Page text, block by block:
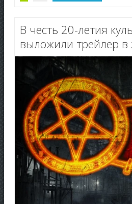
В честь 20-летия
выложили трейлер в